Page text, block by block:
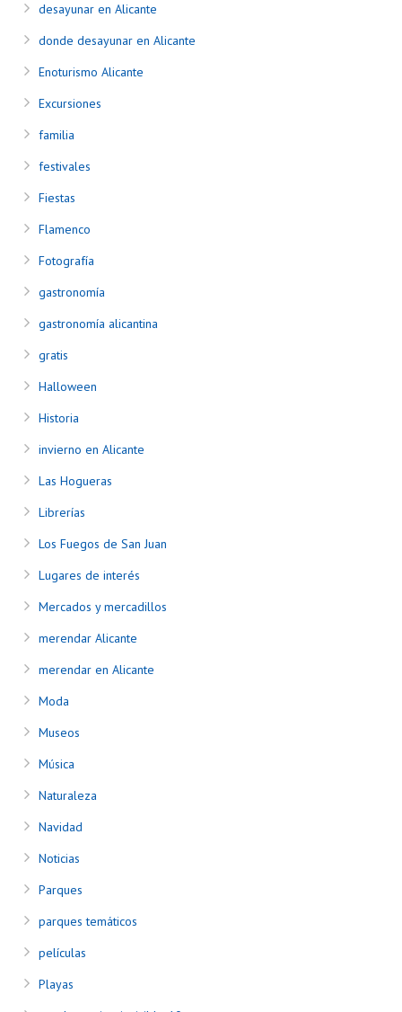
desayunar en Alicante
donde desayunar en Alicante
Enoturismo Alicante
Excursiones
familia
festivales
Fiestas
Flamenco
Fotografía
gastronomía
gastronomía alicantina
gratis
Halloween
Historia
invierno en Alicante
Las Hogueras
Librerías
Los Fuegos de San Juan
Lugares de interés
Mercados y mercadillos
merendar Alicante
merendar en Alicante
Moda
Museos
Música
Naturaleza
Navidad
Noticias
Parques
parques temáticos
películas
Playas